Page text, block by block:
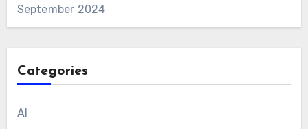
September 2024
Categories
AI